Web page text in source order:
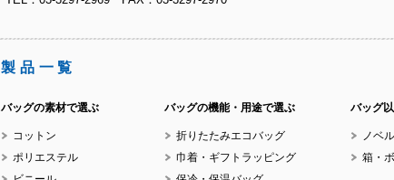
製品一覧
バッグの素材で選ぶ
コットン
ポリエステル
バッグの機能・用途で選ぶ
折りたたみエコバッグ
巾着・ギフトラッピング
バッグ
ノベ
箱・